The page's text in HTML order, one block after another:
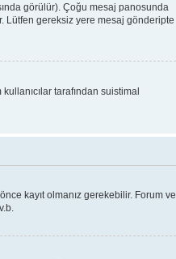
görülür). Çoğu mesaj panosunda
Lütfen gereksiz yere mesaj gönderipte
tarafından suistimal
kayıt olmanız gerekebilir. Forum ve